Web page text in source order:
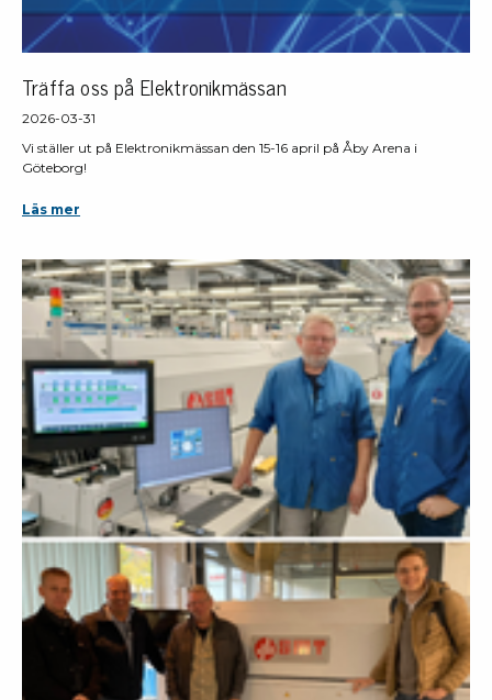
Träffa oss på Elektronikmässan
2026-03-31
Vi ställer ut på Elektronikmässan den 15-16 april på Åby Arena i
Göteborg!
Läs mer